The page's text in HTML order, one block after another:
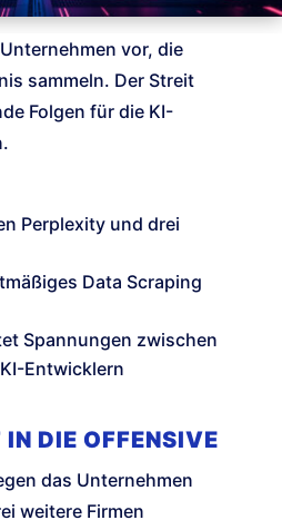
vor, die
sammeln. Der Streit
Folgen für die KI-
Perplexity und drei
Data Scraping
Spannungen zwischen
Entwicklern
DIE OFFENSIVE
das Unternehmen
weitere Firmen